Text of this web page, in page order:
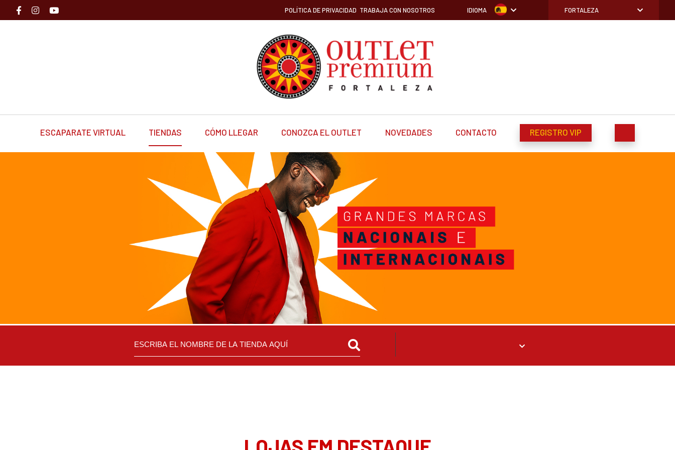
POLÍTICA DE PRIVACIDAD TRABAJA CON NOSOTROS IDIOMA FORTALEZA
ESCAPARATE VIRTUAL TIENDAS CÓMO LLEGAR CONOZCA EL OUTLET NOVEDADES CONTACTO REGISTRO VIP